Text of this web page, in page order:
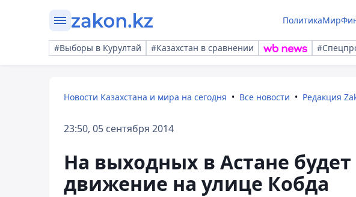
ПолитикаМир
#Выборы в Курултай #Казахстан в сравнении
Новости Казахстана и мира на сегодня Все новости Редакция
23:50, 05 сентября 2014
На выходных в Астане
движение на улице Кобда